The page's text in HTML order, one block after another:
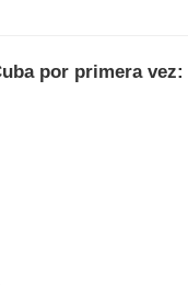
por primera vez: